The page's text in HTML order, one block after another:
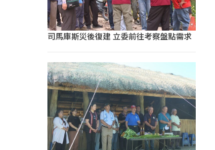
司馬庫斯災後復建 立委前往考察盤點需求